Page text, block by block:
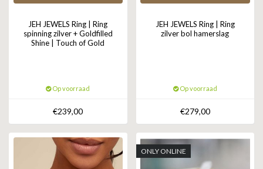
JEH JEWELS Ring | Ring
spinning zilver + Goldfilled
Shine | Touch of Gold
Op voorraad
€239,00
JEH JEWELS Ring | Ring
zilver bol hamerslag
Op voorraad
€279,00
ONLY ONLINE